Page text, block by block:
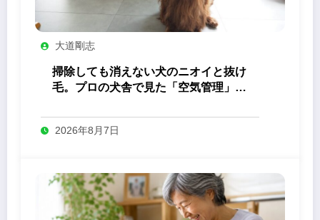
大道剛志
掃除しても消えない犬のニオイと抜け
毛。プロの犬舎で見た「空気管理」の
2026年8月7日